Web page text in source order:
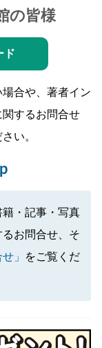
の皆様
ド
合や、著者イン
するお問合せ
い。
・記事・写真
お問合せ、そ
」
をご覧くだ